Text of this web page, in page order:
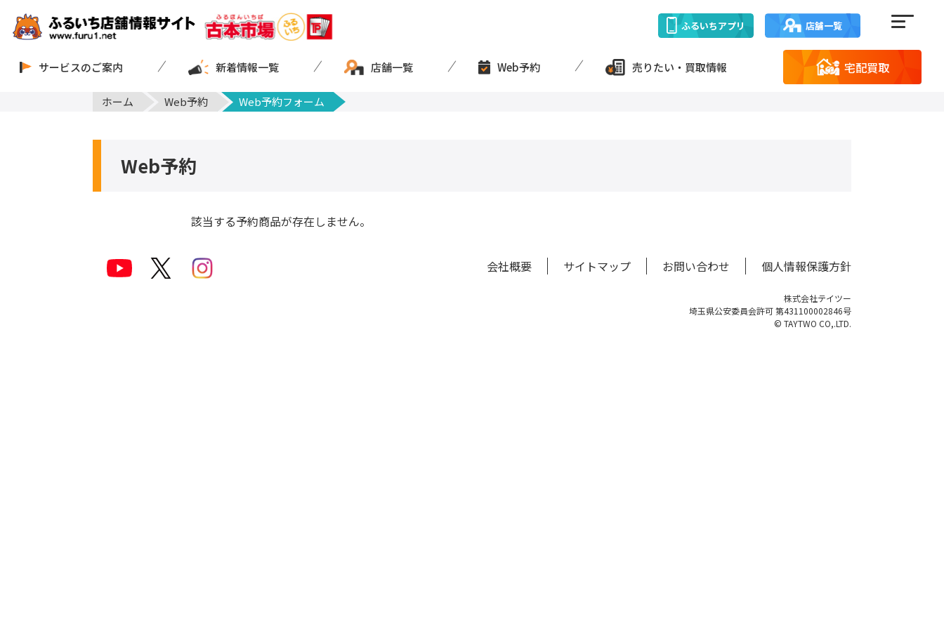
ふるいちアプリ 店舗一覧
サービスのご案内 新着情報一覧 店舗一覧 Web予約 売りたい・買取情報 宅配買取
ホーム Web予約 Web予約フォーム
Web予約
該当する予約商品が存在しません。
会社概要 サイトマップ お問い合わせ 個人情報保護方針
株式会社テイツー
埼玉県公安委員会許可 第431100002846号
© TAYTWO CO,.LTD.